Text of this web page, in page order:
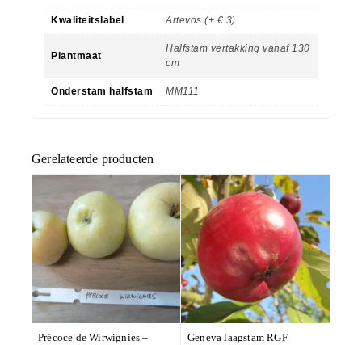
Kwaliteitslabel Artevos (+ € 3)
Plantmaat
Halfstam vertakking vanaf 130
cm
Onderstam halfstam MM111
Gerelateerde producten
Précoce de Wirwignies –
Geneva laagstam RGF